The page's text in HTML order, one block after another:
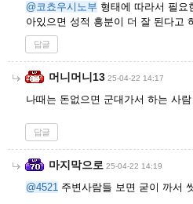
@코쵸우시노부 형태에 따라서 필요
아있으면 성적 흥분이 더 잘 된다고
답글
머니머니13 25-04-22 14:17
나때는 돈없으면 군대가서 하는 사람
답글
마지막으로 25-04-22 14:19
@4521 주변사람들 보면 굳이 까서